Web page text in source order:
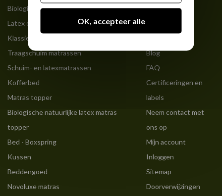
Biologisch natuurlatex matras
Latex en verende matrassen
Klassieke latex matras
Traagschuim matrassen
Schuim- en latexmatrassen
Kofferbed
Matras topper
Biologische natuurlijke latex matras
topper
Bed - Boxspring
Kussen
Beddengoed
Novoluxe matras
Wie we zijn
Blog
FAQ
Certificeringen en
labels
Neem contact met
ons op
Mijn account
Inloggen
Sitemap
Doorverwijzingen
OK, accepteer alle